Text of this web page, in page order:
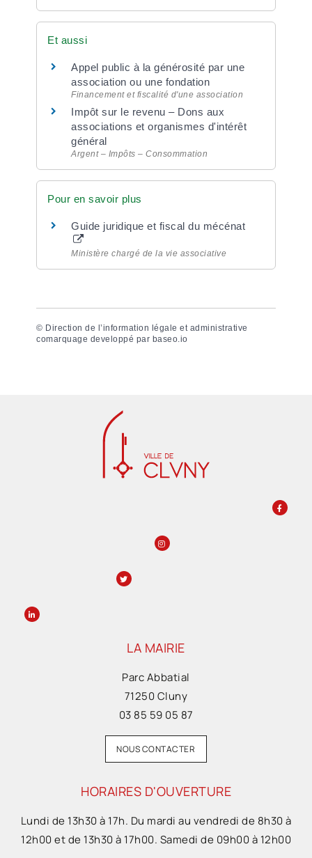
Et aussi
Appel public à la générosité par une
association ou une fondation
Financement et fiscalité d'une association
Impôt sur le revenu – Dons aux
associations et organismes d'intérêt
général
Argent – Impôts – Consommation
Pour en savoir plus
Guide juridique et fiscal du mécénat
Ministère chargé de la vie associative
© Direction de l’information légale et administrative
comarquage developpé par baseo.io
LA MAIRIE
Parc Abbatial
71250 Cluny
03 85 59 05 87
NOUS CONTACTER
HORAIRES D'OUVERTURE
Lundi de 13h30 à 17h. Du mardi au vendredi de 8h30 à
12h00 et de 13h30 à 17h00. Samedi de 09h00 à 12h00